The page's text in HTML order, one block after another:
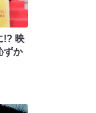
!? 映
ずか